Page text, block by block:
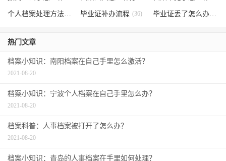
个人档案处理方法 毕业证补办流程 (36) 毕业证丢了怎么办
热门文章
档案小知识：南阳档案在自己手里怎么激活？
2021-08-20
档案小知识：宁波个人档案在自己手里怎么办？
2021-08-20
档案科普：人事档案被打开了怎么办？
2021-08-20
档案小知识：青岛的人事档案在手里如何处理？